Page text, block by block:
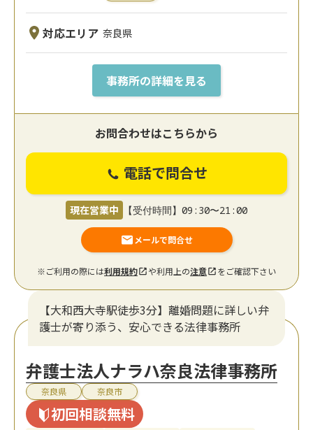
対応エリア 奈良県
事務所の詳細を見る
お問合わせはこちらから
電話で問合せ
現在営業中 【受付時間】09:30〜21:00
メールで問合せ
※ご利用の際には利用規約 や利用上の注意 をご確認下さい
【大和西大寺駅徒歩3分】離婚問題に詳しい弁
護士が寄り添う、安心できる法律事務所
弁護士法人ナラハ奈良法律事務所
奈良県 奈良市
初回相談無料